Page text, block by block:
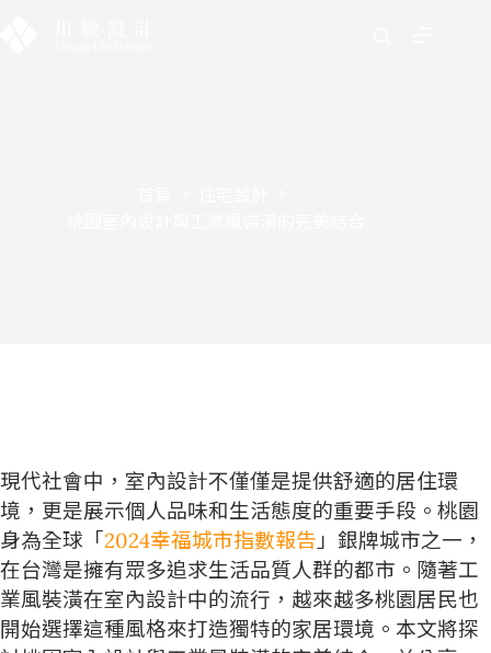
現代社會中，室內設計不僅僅是提供舒適的居住環
境，更是展示個人品味和生活態度的重要手段。桃園
身為全球「2024幸福城市指數報告」銀牌城市之一，
在台灣是擁有眾多追求生活品質人群的都市。隨著工
業風裝潢在室內設計中的流行，越來越多桃園居民也
開始選擇這種風格來打造獨特的家居環境。本文將探